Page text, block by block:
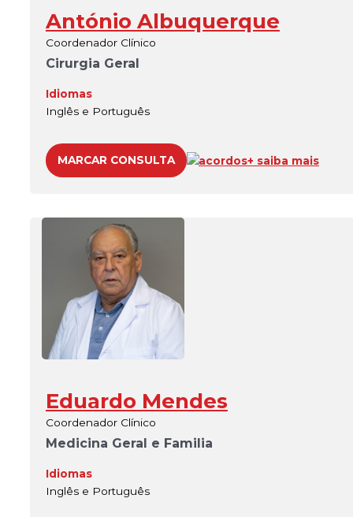
António Albuquerque
Coordenador Clínico
Cirurgia Geral
Idiomas
Inglês e Português
MARCAR CONSULTA acordos+ saiba mais
Eduardo Mendes
Coordenador Clínico
Medicina Geral e Familia
Idiomas
Inglês e Português